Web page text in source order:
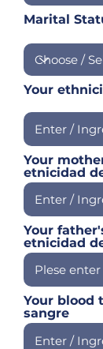
Marital
Your
Your
etnicidad
Your
etnicidad
Your blood
sangre